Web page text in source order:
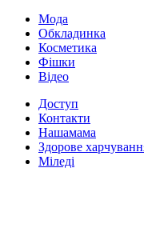
Мода
Обкладинка
Косметика
Фішки
Відео
Доступ
Контакти
Нашамама
Здорове
Міледі